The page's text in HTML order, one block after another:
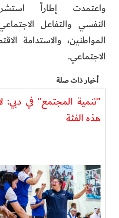
واعتمدت إطاراً
النفسي والتفاعل
المواطنين، والاستدامة
الاجتماعي.
أخبار ذات صلة
"تنمية المجتمع" في دبي: لا
هذه الفئة